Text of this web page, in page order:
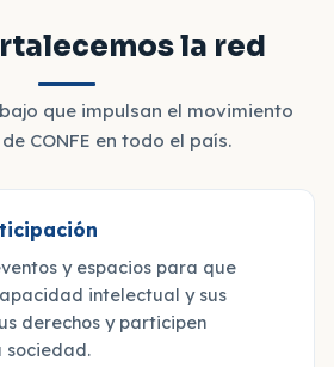
la red
que impulsan el movimiento
CONFE en todo el país.
y espacios para que
intelectual y sus
derechos y participen
sociedad.